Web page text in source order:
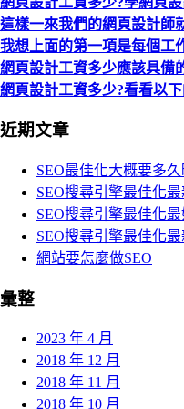
這樣一來我們的網頁設計師
我想上面的第一項是每個工
網頁設計工資多少應該具備
網頁設計工資多少?看看以
近期文章
SEO最佳化大概要多久
SEO搜尋引擎最佳化
SEO搜尋引擎最佳化
SEO搜尋引擎最佳化
網站要怎麼做SEO
彙整
2023 年 4 月
2018 年 12 月
2018 年 11 月
2018 年 10 月